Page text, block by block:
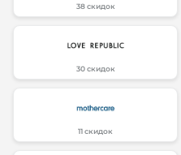
38 скидок
30 скидок
11 скидок